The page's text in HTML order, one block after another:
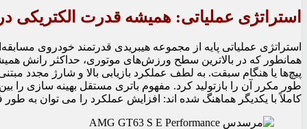
استراتژی عملیاتی: همیشه قدرت
همانطور که در بالاترین سطح ورزش‌های موتوری، حداکثر رانش
پیچ‌ها یا هنگام سبقت. به لطف عملکرد بازیابی بالا و شارژ مجدد
طور مکرر آن را بازتولید کرد. مفهوم باتری مستقل بهینه سازی را
کاملاً با یکدیگر هماهنگ شده اند: افزایش عملکرد را می توان به